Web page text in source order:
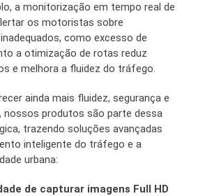
a monitorização em tempo real de
os motoristas sobre
como excesso de
a otimização de rotas reduz
e melhora a fluidez do tráfego.
ainda mais fluidez, segurança e
nossos produtos são parte dessa
trazendo soluções avançadas
inteligente do tráfego e a
urbana:
de capturar imagens Full HD